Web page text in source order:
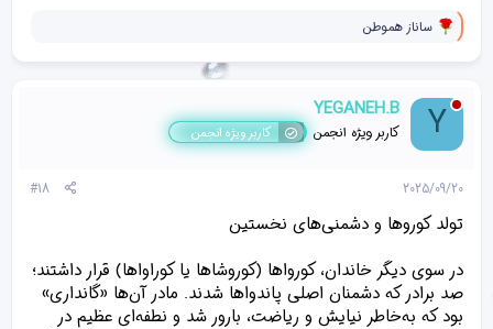
و
ک
ش‌
ه
[
پ
س
ن
د
ا
]
:
ساناز هموطن
Y
YEGANEH.B
کاربر ویژه انجمن کاربر ویژه انجمن
2025/09/20
#18
تولد کوروها و دشمنی‌های نخستین
در سوی دیگر خاندان، کورواها (کوروشاها یا کوراواها) قرار داشتند؛
صد برادر که دشمنان اصلی پاندواها شدند. مادر آن‌ها «گانداری»
بود که به‌خاطر نیایش و ریاضت، بارور شد و نطفه‌ای عظیم در